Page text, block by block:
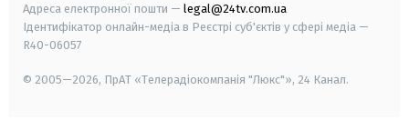
Адреса електронної пошти — legal@24tv.com.ua
Ідентифікатор онлайн-медіа в Реєстрі суб'єктів у сфері медіа —
R40-06057
© 2005—2026, ПрАТ «Телерадіокомпанія "Люкс"», 24 Канал.